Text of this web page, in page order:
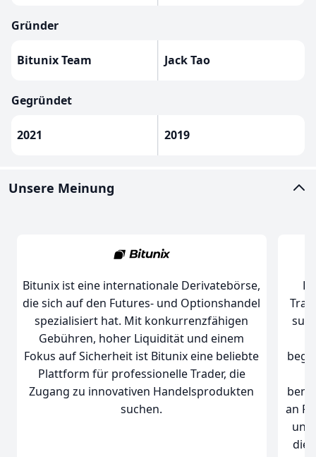
Gründer
Bitunix Team Jack Tao
Gegründet
2021 2019
Unsere Meinung
Bitunix ist eine internationale Derivatebörse,
die sich auf den Futures- und Optionshandel
spezialisiert hat. Mit konkurrenzfähigen
Gebühren, hoher Liquidität und einem
Fokus auf Sicherheit ist Bitunix eine beliebte
Plattform für professionelle Trader, die
Zugang zu innovativen Handelsprodukten
suchen.
an
und
die